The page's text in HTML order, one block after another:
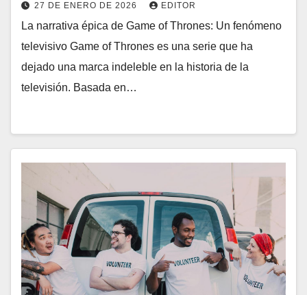
27 DE ENERO DE 2026 EDITOR
La narrativa épica de Game of Thrones: Un fenómeno
televisivo Game of Thrones es una serie que ha
dejado una marca indeleble en la historia de la
televisión. Basada en…